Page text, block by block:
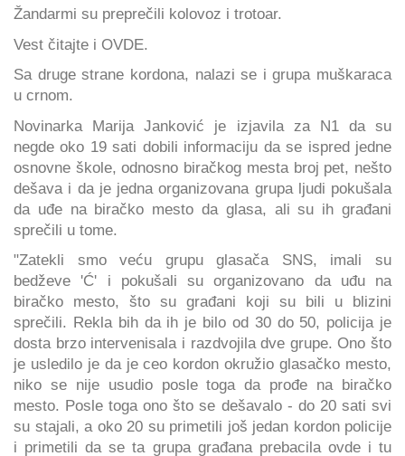
Žandarmi su preprečili kolovoz i trotoar.
Vest čitajte i OVDE.
Sa druge strane kordona, nalazi se i grupa muškaraca
u crnom.
Novinarka Marija Janković je izjavila za N1 da su
negde oko 19 sati dobili informaciju da se ispred jedne
osnovne škole, odnosno biračkog mesta broj pet, nešto
dešava i da je jedna organizovana grupa ljudi pokušala
da uđe na biračko mesto da glasa, ali su ih građani
sprečili u tome.
"Zatekli smo veću grupu glasača SNS, imali su
bedževe 'Ć' i pokušali su organizovano da uđu na
biračko mesto, što su građani koji su bili u blizini
sprečili. Rekla bih da ih je bilo od 30 do 50, policija je
dosta brzo intervenisala i razdvojila dve grupe. Ono što
je usledilo je da je ceo kordon okružio glasačko mesto,
niko se nije usudio posle toga da prođe na biračko
mesto. Posle toga ono što se dešavalo - do 20 sati svi
su stajali, a oko 20 su primetili još jedan kordon policije
i primetili da se ta grupa građana prebacila ovde i tu